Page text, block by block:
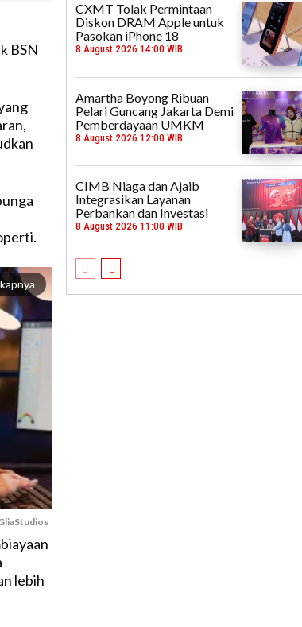
BSN
lebih
CXMT Tolak Permintaan
Diskon DRAM Apple untuk
Pasokan iPhone 18
8 August 2026 14:00 WIB
Amartha Boyong Ribuan
Pelari Guncang Jakarta Demi
Pemberdayaan UMKM
8 August 2026 12:00 WIB
CIMB Niaga dan Ajaib
Integrasikan Layanan
Perbankan dan Investasi
8 August 2026 11:00 WIB